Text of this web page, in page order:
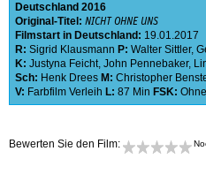
Deutschland 2016
Original-Titel: NICHT OHNE UNS
Filmstart in Deutschland: 19.01.2017
R: Sigrid Klausmann P: Walter Sittler,
K: Justyna Feicht, John Pennebaker,
Sch: Henk Drees M: Christopher
V: Farbfilm Verleih L: 87 Min FSK:
Bewerten Sie den Film: